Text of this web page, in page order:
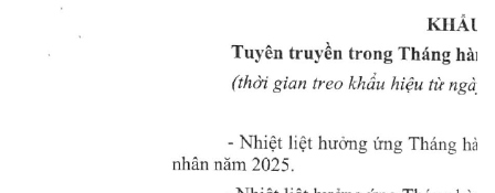
KHAU
Tuyon truy6n trong Thing
(thcri gian treo khdu hi€u ti ngdy
- Nhiet liet huong ung Th6ng
nhAn nim 2025.